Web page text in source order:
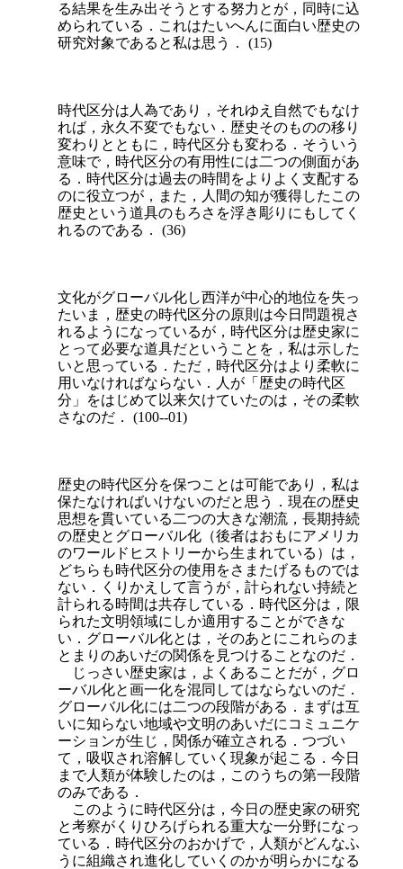
る結果を生み出そうとする努力とが，同時に込
められている．これはたいへんに面白い歴史の
研究対象であると私は思う． (15)
時代区分は人為であり，それゆえ自然でもなけ
れば，永久不変でもない．歴史そのものの移り
変わりとともに，時代区分も変わる．そういう
意味で，時代区分の有用性には二つの側面があ
る．時代区分は過去の時間をよりよく支配する
のに役立つが，また，人間の知が獲得したこの
歴史という道具のもろさを浮き彫りにもしてく
れるのである． (36)
文化がグローバル化し西洋が中心的地位を失っ
たいま，歴史の時代区分の原則は今日問題視さ
れるようになっているが，時代区分は歴史家に
とって必要な道具だということを，私は示した
いと思っている．ただ，時代区分はより柔軟に
用いなければならない．人が「歴史の時代区
分」をはじめて以来欠けていたのは，その柔軟
さなのだ． (100--01)
歴史の時代区分を保つことは可能であり，私は
保たなければいけないのだと思う．現在の歴史
思想を貫いている二つの大きな潮流，長期持続
の歴史とグローバル化（後者はおもにアメリカ
のワールドヒストリーから生まれている）は，
どちらも時代区分の使用をさまたげるものでは
ない．くりかえして言うが，計られない持続と
計られる時間は共存している．時代区分は，限
られた文明領域にしか適用することができな
い．グローバル化とは，そのあとにこれらのま
とまりのあいだの関係を見つけることなのだ．
じっさい歴史家は，よくあることだが，グロ
ーバル化と画一化を混同してはならないのだ．
グローバル化には二つの段階がある．まずは互
いに知らない地域や文明のあいだにコミュニケ
ーションが生じ，関係が確立される．つづい
て，吸収され溶解していく現象が起こる．今日
まで人類が体験したのは，このうちの第一段階
のみである．
このように時代区分は，今日の歴史家の研究
と考察がくりひろげられる重大な一分野になっ
ている．時代区分のおかげで，人類がどんなふ
うに組織され進化していくのかが明らかになる